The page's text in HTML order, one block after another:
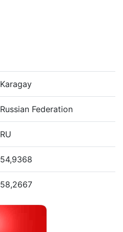
Karagay
Russian Federation
RU
54,9368
58,2667